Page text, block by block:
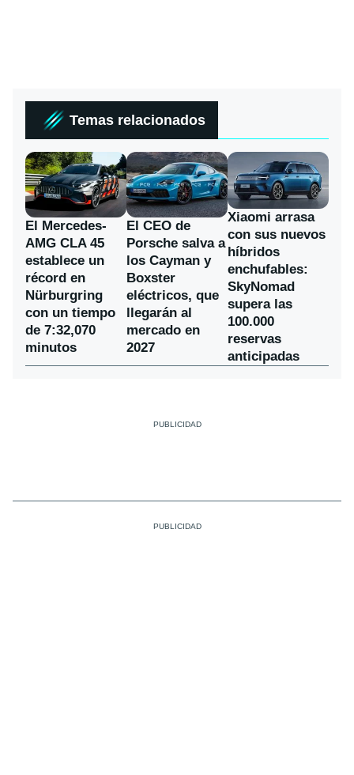
Temas relacionados
El Mercedes-
AMG CLA 45
establece un
récord en
Nürburgring
con un tiempo
de 7:32,070
minutos
El CEO de
Porsche salva a
los Cayman y
Boxster
eléctricos, que
llegarán al
mercado en
2027
Xiaomi arrasa
con sus nuevos
híbridos
enchufables:
SkyNomad
supera las
100.000
reservas
anticipadas